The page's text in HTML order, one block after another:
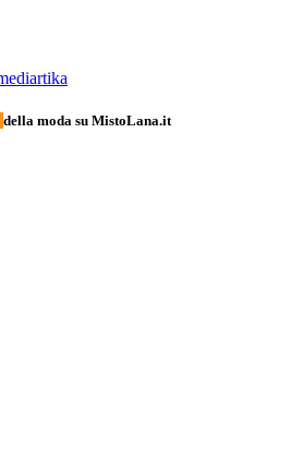
della moda su MistoLana.it